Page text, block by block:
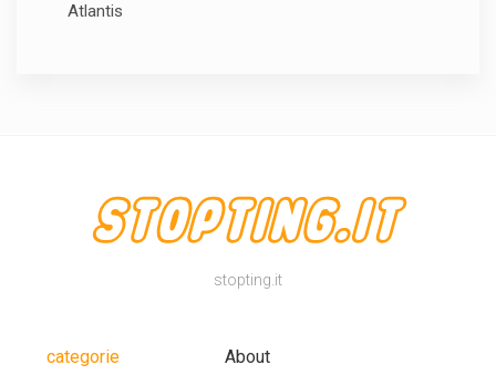
Atlantis
stopting.it
categorie About